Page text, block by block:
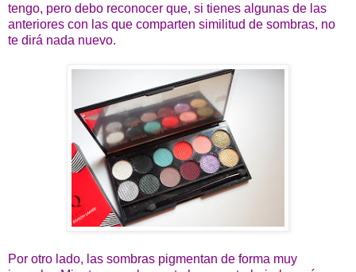
tengo, pero debo reconocer que, si tienes algunas de las
anteriores con las que comparten similitud de sombras, no
te dirá nada nuevo.
Por otro lado, las sombras pigmentan de forma muy